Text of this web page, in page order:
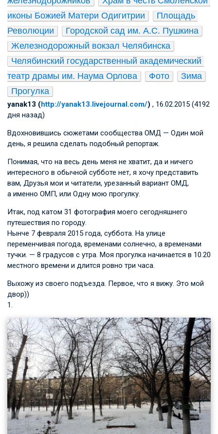
иконы Божией Матери Одигитрии
Площадь
Революции
Городской сад им. А.С. Пушкина
Железнодорожный вокзал Челябинска
Челябинский государственный академический
театр драмы им. Наума Орлова
Фото
Зима
Прогулка
yanak13 (http://yanak13.livejournal.com/) , 16.02.2015 (4192
дня назад)
Вдохновившись сюжетами сообщества ОМД — Один мой
день, я решила сделать подобный репортаж.
Понимая, что на весь день меня не хватит, да и ничего
интересного в обычной субботе нет, я хочу представить
вам, Друзья мои и читатели, урезанный вариант ОМД,
а именно ОМП, или Одну мою прогулку.
Итак, под катом 31 фотография моего сегодняшнего
путешествия по городу.
Нынче 7 февраля 2015 года, суббота. На улице
переменчивая погода, временами солнечно, а временами
тучки. — 8 градусов с утра. Моя прогулка начинается в 10.20
местного времени и длится ровно три часа.
Выхожу из своего подъезда. Первое, что я вижу. Это мой
двор))
1.